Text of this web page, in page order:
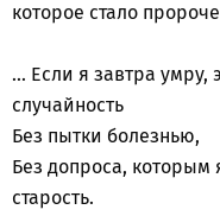
которое стало
... Если я завтра умру,
случайность
Без пытки болезнью,
Без допроса, которым
старость.